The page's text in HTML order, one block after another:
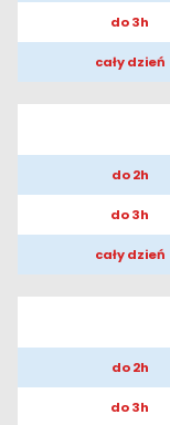
do 3h
cały dzień
do 2h
do 3h
cały dzień
do 2h
do 3h